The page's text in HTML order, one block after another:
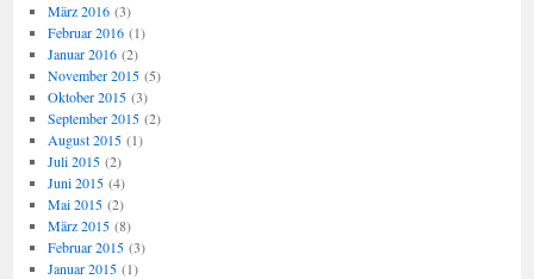
März 2016(3)
Februar 2016(1)
Januar 2016(2)
November 2015(5)
Oktober 2015(3)
September 2015(2)
August 2015(1)
Juli 2015(2)
Juni 2015(4)
Mai 2015(2)
März 2015(8)
Februar 2015(3)
Januar 2015(1)